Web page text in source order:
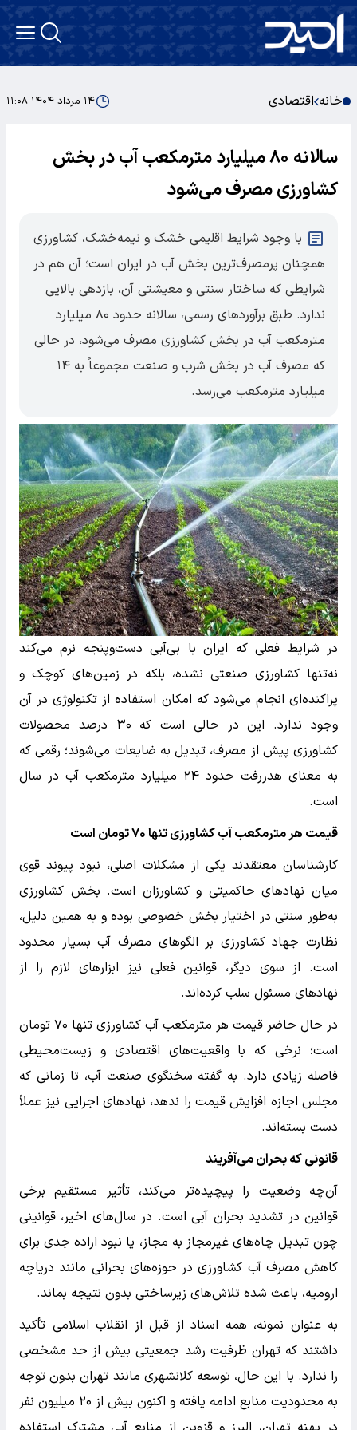
خانه اقتصادی ۱۴ مرداد ۱۴۰۴ ۱۱:۰۸
سالانه ۸۰ میلیارد مترمکعب آب در بخش
کشاورزی مصرف می‌شود
با وجود شرایط اقلیمی خشک و نیمه‌خشک، کشاورزی
همچنان پرمصرف‌ترین بخش آب در ایران است؛ آن‌ هم در
شرایطی که ساختار سنتی و معیشتی آن، بازدهی بالایی
ندارد. طبق برآوردهای رسمی، سالانه حدود ۸۰ میلیارد
مترمکعب آب در بخش کشاورزی مصرف می‌شود، در حالی
که مصرف آب در بخش شرب و صنعت مجموعاً به ۱۴
میلیارد مترمکعب می‌رسد.
در شرایط فعلی که ایران با بی‌آبی دست‌وپنجه نرم می‌کند
نه‌تنها کشاورزی صنعتی نشده، بلکه در زمین‌های کوچک و
پراکنده‌ای انجام می‌شود که امکان استفاده از تکنولوژی در آن
وجود ندارد. این در حالی است که ۳۰ درصد محصولات
کشاورزی پیش از مصرف، تبدیل به ضایعات می‌شوند؛ رقمی که
به معنای هدررفت حدود ۲۴ میلیارد مترمکعب آب در سال
است.
قیمت هر مترمکعب آب کشاورزی تنها ۷۰ تومان است
کارشناسان معتقدند یکی از مشکلات اصلی، نبود پیوند قوی
میان نهادهای حاکمیتی و کشاورزان است. بخش کشاورزی
به‌طور سنتی در اختیار بخش خصوصی بوده و به همین دلیل،
نظارت جهاد کشاورزی بر الگوهای مصرف آب بسیار محدود
است. از سوی دیگر، قوانین فعلی نیز ابزارهای لازم را از
نهادهای مسئول سلب کرده‌اند.
در حال حاضر قیمت هر مترمکعب آب کشاورزی تنها ۷۰ تومان
است؛ نرخی که با واقعیت‌های اقتصادی و زیست‌محیطی
فاصله زیادی دارد. به گفته سخنگوی صنعت آب، تا زمانی که
مجلس اجازه افزایش قیمت را ندهد، نهادهای اجرایی نیز عملاً
دست بسته‌اند.
قانونی که بحران می‌آفریند
آن‌چه وضعیت را پیچیده‌تر می‌کند، تأثیر مستقیم برخی
قوانین در تشدید بحران آبی است. در سال‌های اخیر، قوانینی
چون تبدیل چاه‌های غیرمجاز به مجاز، یا نبود اراده جدی برای
کاهش مصرف آب کشاورزی در حوزه‌های بحرانی مانند دریاچه
ارومیه، باعث شده تلاش‌های زیرساختی بدون نتیجه بماند.
به عنوان نمونه، همه اسناد از قبل از انقلاب اسلامی تأکید
داشتند که تهران ظرفیت رشد جمعیتی بیش از حد مشخصی
را ندارد. با این حال، توسعه کلانشهری مانند تهران بدون توجه
به محدودیت منابع ادامه یافته و اکنون بیش از ۲۰ میلیون نفر